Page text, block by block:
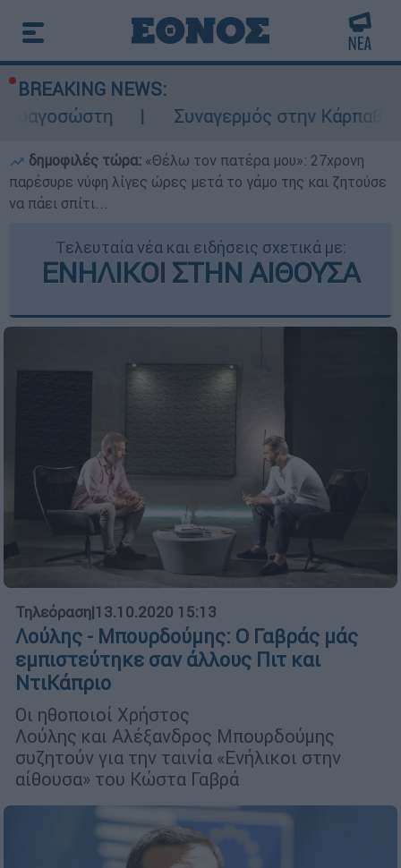
BREAKING NEWS:
Συναγερμός στην Κάρπαθο: Βρέθηκαν
δημοφιλές τώρα: «Θέλω τον πατέρα μου»: 27χρονη
παρέσυρε νύφη λίγες ώρες μετά το γάμο της και ζητούσε
να πάει σπίτι...
Τελευταία νέα και ειδήσεις σχετικά με:
ΕΝΗΛΙΚΟΙ ΣΤΗΝ ΑΙΘΟΥΣΑ
Τηλεόραση|13.10.2020 15:13
Λούλης - Μπουρδούμης: Ο Γαβράς μάς
εμπιστεύτηκε σαν άλλους Πιτ και
ΝτιΚάπριο
Οι ηθοποιοί Χρήστος
Λούλης και Αλέξανδρος Μπουρδούμης
συζητούν για την ταινία «Ενήλικοι στην
αίθουσα» του Κώστα Γαβρά